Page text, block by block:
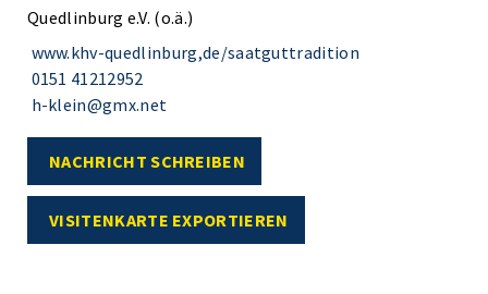
Quedlinburg e.V. (o.ä.)
www.khv-quedlinburg,de/saatguttradition
0151 41212952
h-klein@gmx.net
NACHRICHT SCHREIBEN
VISITENKARTE EXPORTIEREN